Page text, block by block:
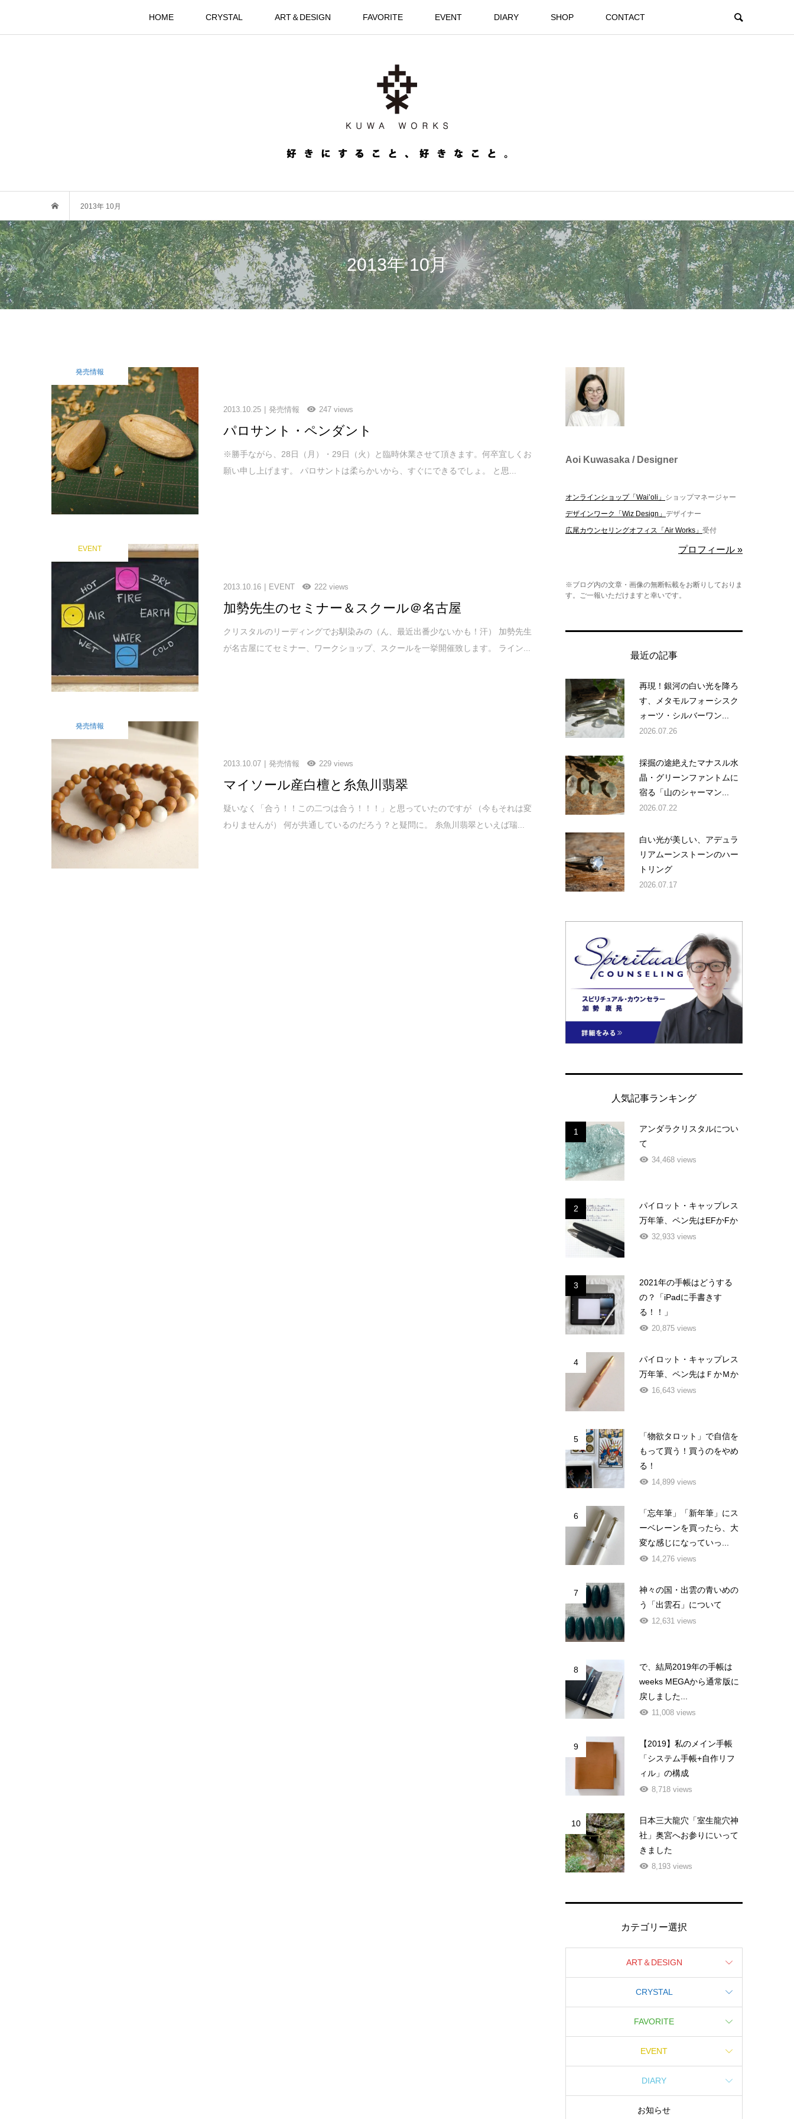
HOME CRYSTAL ART＆DESIGN FAVORITE EVENT DIARY SHOP CONTACT
2013年 10月
2013年 10月
発売情報
2013.10.25 発売情報 247 views
パロサント・ペンダント
※勝手ながら、28日（月）・29日（火）と臨時休業させて頂きます。何卒宜しくお
願い申し上げます。 パロサントは柔らかいから、すぐにできるでしょ。 と思...
EVENT
2013.10.16 EVENT 222 views
加勢先生のセミナー＆スクール＠名古屋
クリスタルのリーディングでお馴染みの（ん、最近出番少ないかも！汗） 加勢先生
が名古屋にてセミナー、ワークショップ、スクールを一挙開催致します。 ライン...
発売情報
2013.10.07 発売情報 229 views
マイソール産白檀と糸魚川翡翠
疑いなく「合う！！この二つは合う！！！」と思っていたのですが （今もそれは変
わりませんが） 何が共通しているのだろう？と疑問に。 糸魚川翡翠といえば瑞...
Aoi Kuwasaka / Designer
オンラインショップ「Wai’oli」 ショップマネージャー
デザインワーク「Wiz Design」 デザイナー
広尾カウンセリングオフィス「Air Works」 受付
プロフィール »
※ブログ内の文章・画像の無断転載をお断りしておりま
す。ご一報いただけますと幸いです。
最近の記事
再現！銀河の白い光を降ろ
す、メタモルフォーシスク
ォーツ・シルバーワン...
2026.07.26
採掘の途絶えたマナスル水
晶・グリーンファントムに
宿る「山のシャーマン...
2026.07.22
白い光が美しい、アデュラ
リアムーンストーンのハー
トリング
2026.07.17
人気記事ランキング
1
アンダラクリスタルについ
て
34,468 views
2
パイロット・キャップレス
万年筆、ペン先はEFかFか
32,933 views
3
2021年の手帳はどうする
の？「iPadに手書きす
る！！」
20,875 views
4
パイロット・キャップレス
万年筆、ペン先はＦかＭか
16,643 views
5
「物欲タロット」で自信を
もって買う！買うのをやめ
る！
14,899 views
6
「忘年筆」「新年筆」にス
ーベレーンを買ったら、大
変な感じになっていっ...
14,276 views
7
神々の国・出雲の青いめの
う「出雲石」について
12,631 views
8
で、結局2019年の手帳は
weeks MEGAから通常版に
戻しました...
11,008 views
9
【2019】私のメイン手帳
「システム手帳+自作リフ
ィル」の構成
8,718 views
10
日本三大龍穴「室生龍穴神
社」奥宮へお参りにいって
きました
8,193 views
カテゴリー選択
ART＆DESIGN
CRYSTAL
FAVORITE
EVENT
DIARY
お知らせ